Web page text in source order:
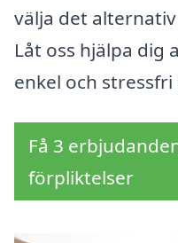
välja det
Låt oss hjälpa dig
enkel och
Få 3
förpliktelser